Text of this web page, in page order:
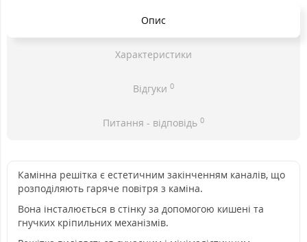
Опис
Характеристики
Відгуки 0
Питання - відповідь 0
Камінна решітка є естетичним закінченням каналів, що
розподіляють гаряче повітря з каміна.
Вона інсталюється в стінку за допомогою кишені та
гнучких кріпильних механізмів.